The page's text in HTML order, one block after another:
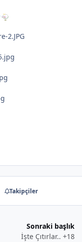
Takipçiler
Sonraki başlık
İşte Çıtırlar.. +18